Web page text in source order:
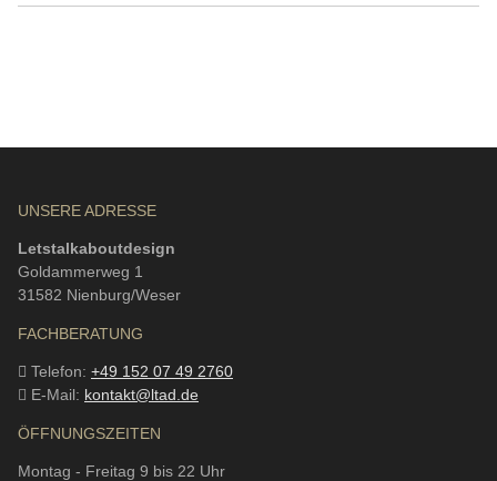
UNSERE ADRESSE
Letstalkaboutdesign
Goldammerweg 1
31582 Nienburg/Weser
FACHBERATUNG
Telefon: +49 152 07 49 2760
E-Mail: kontakt@ltad.de
ÖFFNUNGSZEITEN
Montag - Freitag 9 bis 22 Uhr